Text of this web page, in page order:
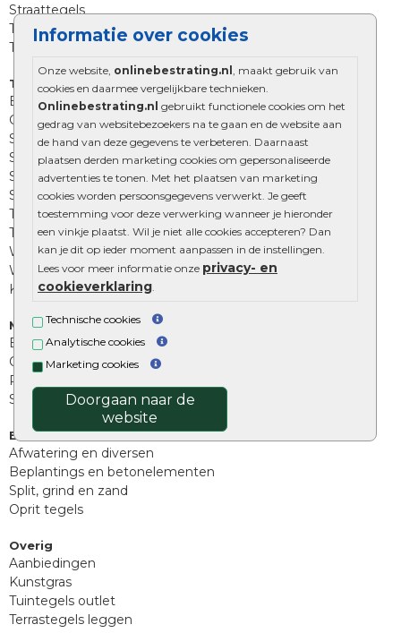
Informatie over cookies
Onze website, onlinebestrating.nl
, maakt gebruik van
cookies en daarmee vergelijkbare technieken.
Onlinebestrating.nl gebruikt functionele cookies om het
gedrag van websitebezoekers na te gaan en de website aan
de hand van deze gegevens te verbeteren. Daarnaast
plaatsen derden marketing cookies om gepersonaliseerde
advertenties te tonen. Met het plaatsen van marketing
cookies worden persoonsgegevens verwerkt. Je geeft
toestemming voor deze verwerking wanneer je hieronder
een vinkje plaatst. Wil je niet alle cookies accepteren? Dan
kan je dit op ieder moment aanpassen in de instellingen.
Lees voor meer informatie onze privacy- en
cookieverklaring
Technische cookies
Analytische cookies
Marketing cookies
Doorgaan naar de
website
Straattegels
Terrastegels
Tuintegels
Tuinbestrating
Betonklinkers
Gebakken bestrating
Strakke bestrating
Sierbestrating
Straatklinkers
Straatstenen
Trommelstenen
Tuinstenen
Waalformaat
Wildverband bestrating
Kingstones
Muurelementen
Betonbielzen
Opsluitbanden
Palissades
Stapelblokken
Extra benodigdheden
Afwatering en diversen
Beplantings en betonelementen
Split, grind en zand
Oprit tegels
Overig
Aanbiedingen
Kunstgras
Tuintegels outlet
Terrastegels leggen